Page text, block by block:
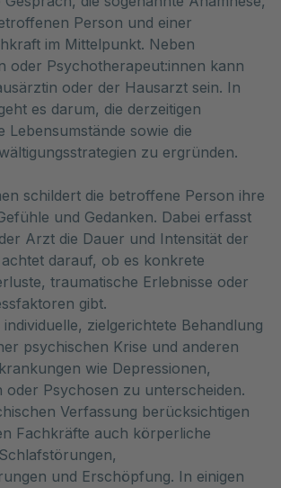
Person und einer
im Mittelpunkt. Neben
oder Psychotherapeut:innen kann
oder der Hausarzt sein. In
es darum, die derzeitigen
Lebensumstände sowie die
zu ergründen.
schildert die betroffene Person ihre
und Gedanken. Dabei erfasst
Arzt die Dauer und Intensität der
darauf, ob es konkrete
traumatische Erlebnisse oder
gibt.
zielgerichtete Behandlung
psychischen Krise und anderen
wie Depressionen,
oder Psychosen zu unterscheiden.
Verfassung berücksichtigen
Fachkräfte auch körperliche
und Erschöpfung. In einigen